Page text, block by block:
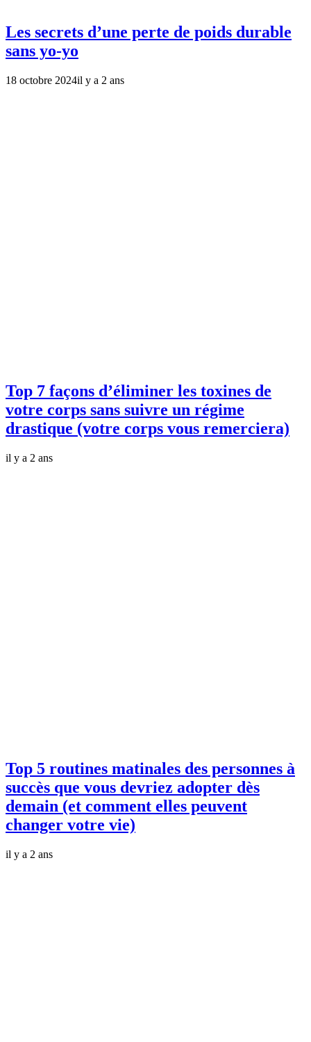
Les secrets d’une perte de poids durable
sans yo-yo
18 octobre 2024il y a 2 ans
Top 7 façons d’éliminer les toxines de
votre corps sans suivre un régime
drastique (votre corps vous remerciera)
il y a 2 ans
Top 5 routines matinales des personnes à
succès que vous devriez adopter dès
demain (et comment elles peuvent
changer votre vie)
il y a 2 ans